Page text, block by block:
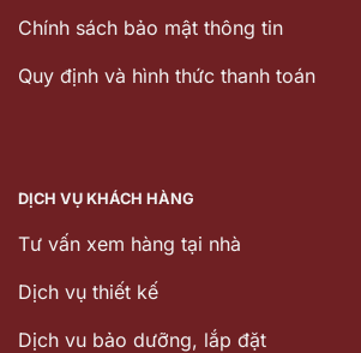
Chính sách bảo mật thông tin
Quy định và hình thức thanh toán
DỊCH VỤ KHÁCH HÀNG
Tư vấn xem hàng tại nhà
Dịch vụ thiết kế
Dịch vu bảo dưỡng, lắp đặt